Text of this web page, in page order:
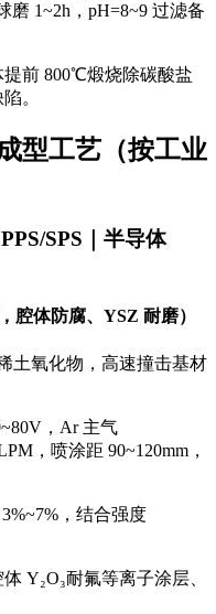
磨 1~2h，pH=8~9 过滤备
前 800℃煅烧除碳酸盐
。
型工艺（按工业
SPS｜半导体
腔体防腐、YSZ 耐磨）
土氧化物，高速撞击基材
，Ar 主气
，喷涂距 90~120mm，
，结合强度
Y₂O₃耐氟等离子涂层、